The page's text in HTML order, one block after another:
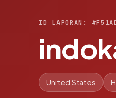
ID LAPORAN:
United States